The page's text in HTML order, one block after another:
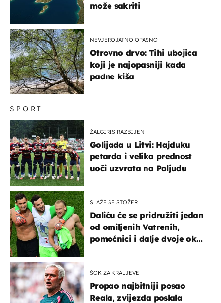
SPORT
ŽALGIRIS RAZBIJEN
Golijada u Litvi: Hajduku
petarda i velika prednost
uoči uzvrata na Poljudu
SLAŽE SE STOŽER
Daliću će se pridružiti jedan
od omiljenih Vatrenih,
pomoćnici i dalje dvoje oko
ŠOK ZA KRALJEVE
Propao najbitniji posao
Reala, zvijezda poslala
može sakriti
NEVJEROJATNO OPASNO
Otrovno drvo: Tihi ubojica
koji je najopasniji kada
padne kiša